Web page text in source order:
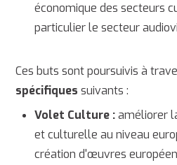
économique des secteurs
particulier le secteur
Ces buts sont poursuivis à
spécifiquessuivants :
Volet Culture :améliorer
et culturelle au niveau
création d'œuvres